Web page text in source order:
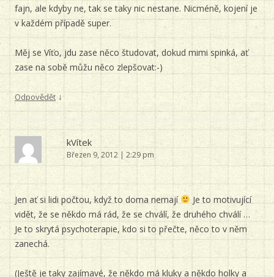
fajn, ale kdyby ne, tak se taky nic nestane. Nicméně, kojení je
v každém případě super.
Měj se Víťo, jdu zase něco študovat, dokud mimi spinká, ať
zase na sobě můžu něco zlepšovat:-)
Odpovědět ↓
kVítek
Březen 9, 2012 | 2:29 pm
Jen ať si lidi počtou, když to doma nemají
Je to motivující
vidět, že se někdo má rád, že se chválí, že druhého chválí …
Je to skrytá psychoterapie, kdo si to přečte, něco to v něm
zanechá.
(Ještě je taky zajímavé, že někdo má kluky a někdo holky a